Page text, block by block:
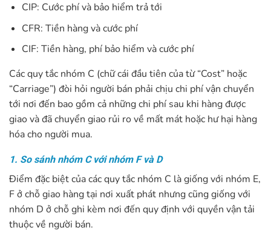
CIP: Cước phí và bảo hiểm trả tới
CFR: Tiền hàng và cước phí
CIF: Tiền hàng, phí bảo hiểm và cước phí
Các quy tắc nhóm C (chữ cái đầu tiên của từ “Cost” hoặc
“Carriage”) đòi hỏi người bán phải chịu chi phí vận chuyển
tới nơi đến bao gồm cả những chi phí sau khi hàng được
giao và đã chuyển giao rủi ro về mất mát hoặc hư hại hàng
hóa cho người mua.
1. So sánh nhóm C với nhóm F và D
Điểm đặc biệt của các quy tắc nhóm C là giống với nhóm E,
F ở chỗ giao hàng tại nơi xuất phát nhưng cũng giống với
nhóm D ở chỗ ghi kèm nơi đến quy định với quyền vận tải
thuộc về người bán.